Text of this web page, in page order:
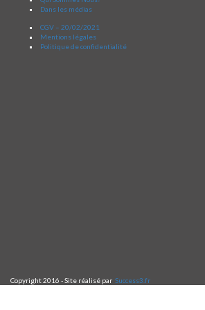
Dans les médias
CGV – 20/02/2021
Mentions légales
Politique de confidentialité
Copyright 2016 - Site réalisé par Success3.fr